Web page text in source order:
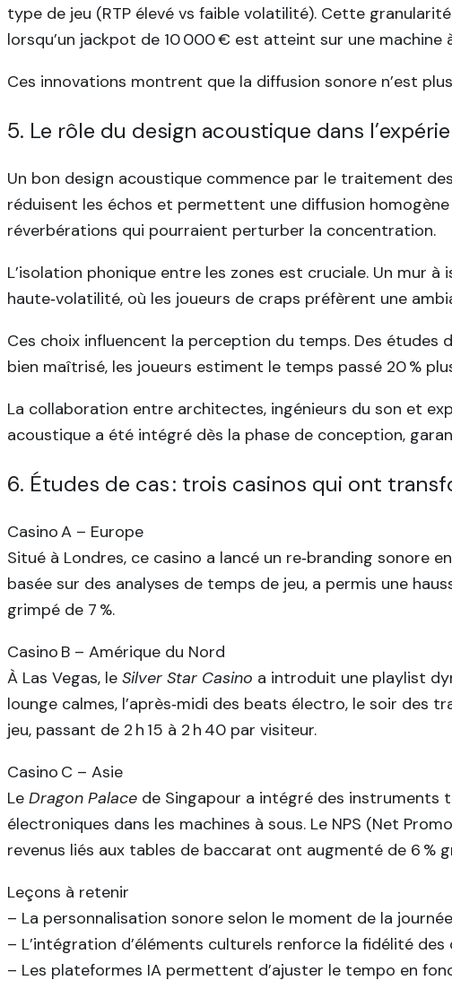
type de jeu (RTP élevé vs faible volatilité). Cette
lorsqu’un jackpot de 10 000 € est atteint sur une machine
Ces innovations montrent que la diffusion sonore n’est
5. Le rôle du design acoustique dans
Un bon design acoustique commence par le traitement
réduisent les échos et permettent une diffusion
réverbérations qui pourraient perturber la concentration.
L’isolation phonique entre les zones est cruciale. Un mur
haute‑volatilité, où les joueurs de craps préfèrent une
Ces choix influencent la perception du temps. Des études
bien maîtrisé, les joueurs estiment le temps passé 20 %
La collaboration entre architectes, ingénieurs du son et
acoustique a été intégré dès la phase de conception,
6. Études de cas : trois casinos qui ont
Casino A – Europe
Situé à Londres, ce casino a lancé un re‑branding sonore
basée sur des analyses de temps de jeu, a permis une
grimpé de 7 %.
Casino B – Amérique du Nord
À Las Vegas, le Silver Star Casino a introduit une playlist
lounge calmes, l’après‑midi des beats électro, le soir des
jeu, passant de 2 h 15 à 2 h 40 par visiteur.
Casino C – Asie
Le Dragon Palace de Singapour a intégré des instruments
électroniques dans les machines à sous. Le NPS (Net
revenus liés aux tables de baccarat ont augmenté de 6 %
Leçons à retenir
– La personnalisation sonore selon le moment de la
– L’intégration d’éléments culturels renforce la fidélité des
– Les plateformes IA permettent d’ajuster le tempo en